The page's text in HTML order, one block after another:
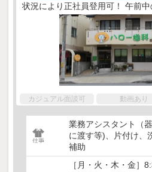
状況により正社員登用可！ 午前
カジュアル面談可 動画あり
業務アシスタント（
に渡す等)、片付け、
補助
［月・火・木・金］